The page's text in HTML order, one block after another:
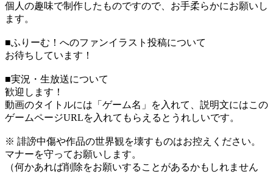
個人の趣味で制作したものですので、お手柔らかにお願いし
ます。
■ふりーむ！へのファンイラスト投稿について
お待ちしています！
■実況・生放送について
歓迎します！
動画のタイトルには「ゲーム名」を入れて、説明文にはこの
ゲームページURLを入れてもらえるとうれしいです。
※ 誹謗中傷や作品の世界観を壊すものはお控えください。
マナーを守ってお願いします。
（何かあれば削除をお願いすることがあるかもしれません